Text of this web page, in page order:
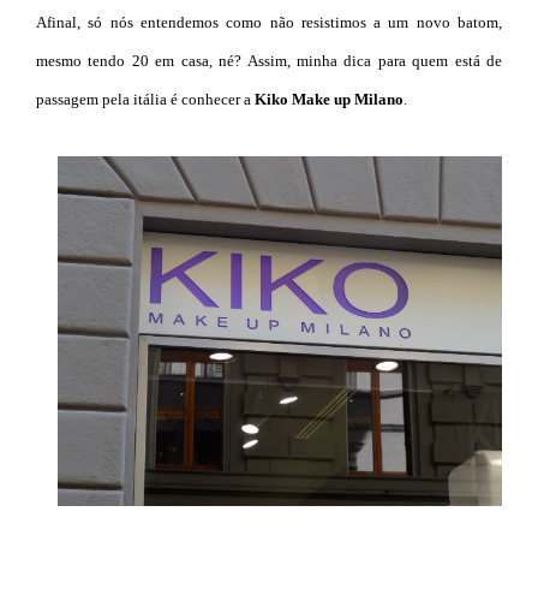
Afinal, só nós entendemos como não resistimos a um novo batom,
mesmo tendo 20 em casa, né? Assim, minha dica para quem está de
passagem pela itália é conhecer a Kiko Make up Milano